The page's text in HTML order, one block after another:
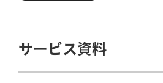
サービス資料